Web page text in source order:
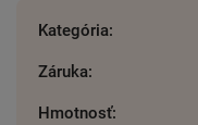
Kategória:
Záruka:
Hmotnosť: